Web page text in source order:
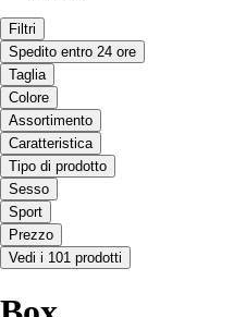
Filtri
Spedito entro 24 ore
Taglia
Colore
Assortimento
Caratteristica
Tipo di prodotto
Sesso
Sport
Prezzo
Vedi i 101 prodotti